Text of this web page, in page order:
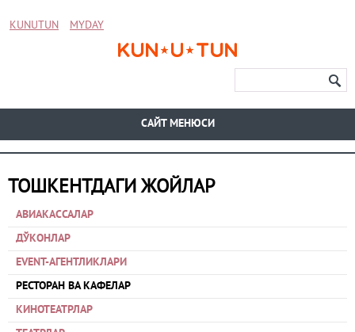
KUNUTUN MYDAY
CАЙТ МЕНЮСИ
ТОШКЕНТДАГИ ЖОЙЛАР
АВИАКАССАЛАР
ДЎКОНЛАР
EVENT-АГЕНТЛИКЛАРИ
РЕСТОРАН ВА КАФЕЛАР
КИНОТЕАТРЛАР